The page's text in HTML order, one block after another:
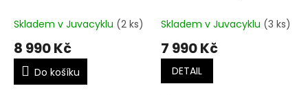
Skladem v Juvacyklu (2 ks)
8 990 Kč
Do košíku
Skladem v Juvacyklu (3 ks)
7 990 Kč
DETAIL